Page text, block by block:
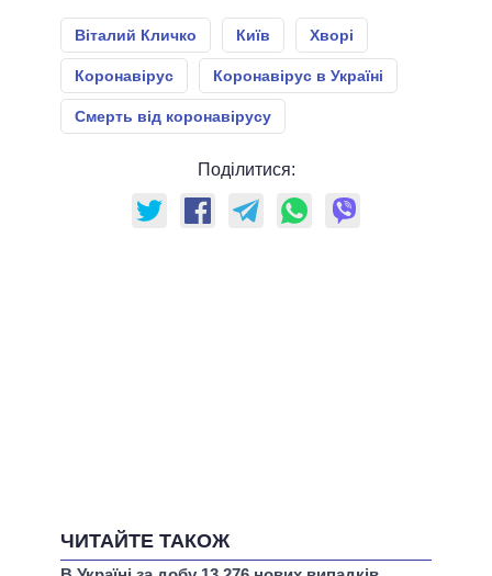
Віталий Кличко Київ Хворі
Коронавірус Коронавірус в Україні
Смерть від коронавірусу
Поділитися:
ЧИТАЙТЕ ТАКОЖ